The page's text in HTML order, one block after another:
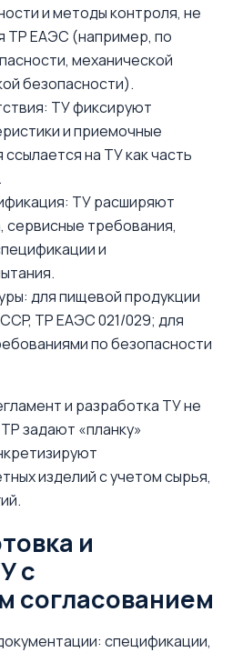
и методы контроля, не
ТР ЕАЭС (например, по
механической
безопасности).
ТУ фиксируют
и приемочные
на ТУ как часть
ТУ расширяют
сервисные требования,
и
для пищевой продукции
ТР ЕАЭС 021/029; для
по безопасности
и разработка ТУ не
задают «планку»
изделий с учетом сырья,
и
с
согласованием
спецификации,